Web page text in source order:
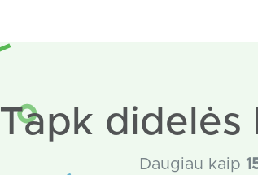
Tapk didelės
Daugiau kaip